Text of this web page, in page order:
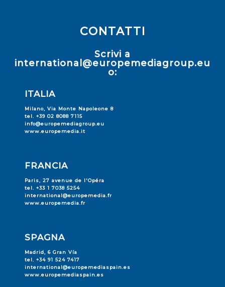
CONTATTI
Scrivi a
international@europemediagroup.eu
o:
ITALIA
Milano, Via Monte Napoleone 8
tel. +39 02 8088 7115
info@europemediagroup.eu
www.europemedia.it
FRANCIA
Paris, 27 avenue de l'Opéra
tel. +33 1 7038 5254
international@europemedia.fr
www.europemedia.fr
SPAGNA
Madrid, 6 Gran Vía
tel. +34 91 524 7417
international@europemediaspain.es
www.europemediaspain.es